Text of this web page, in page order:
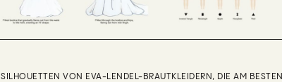
SILHOUETTEN VON EVA-LENDEL-BRAUTKLEIDERN, DIE AM BESTEN